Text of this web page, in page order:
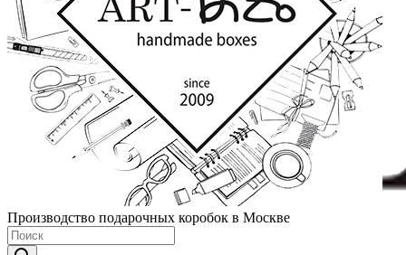
Производство подарочных коробок в Москве